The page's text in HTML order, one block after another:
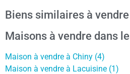
Biens similaires à
Maisons à vendre dans
Maison à vendre à Chiny (4)
Maison à vendre à Lacuisine (1)